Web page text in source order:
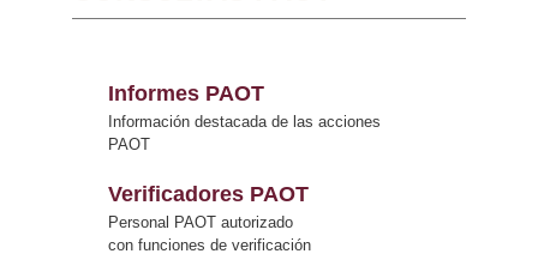
Informes PAOT
Información destacada de las acciones
PAOT
Verificadores PAOT
Personal PAOT autorizado
con funciones de verificación